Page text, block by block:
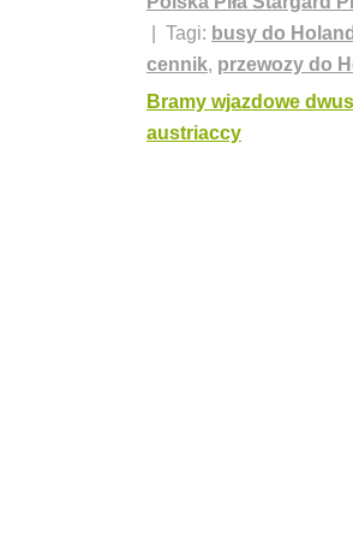
| Tagi: busy do
cennik, przewozy do
Nawigacja
wpisu
Bramy wjazdowe
austriaccy